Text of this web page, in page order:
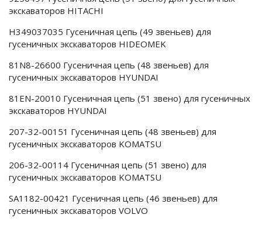
экскаваторов HITACHI
H349037035 Гусеничная цепь (49 звеньев) для
гусеничных экскаваторов HIDEOMEK
81N8-26600 Гусеничная цепь (48 звеньев) для
гусеничных экскаваторов HYUNDAI
81EN-20010 Гусеничная цепь (51 звено) для гусеничных
экскаваторов HYUNDAI
207-32-00151 Гусеничная цепь (48 звеньев) для
гусеничных экскаваторов KOMATSU
206-32-00114 Гусеничная цепь (51 звено) для
гусеничных экскаваторов KOMATSU
SA1182-00421 Гусеничная цепь (46 звеньев) для
гусеничных экскаваторов VOLVO